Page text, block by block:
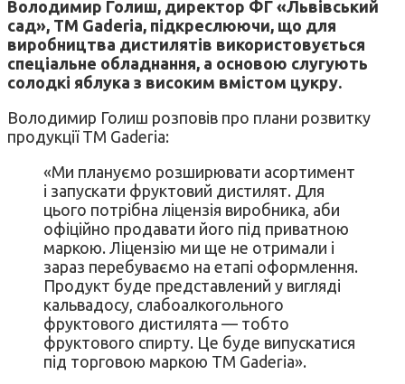
Володимир Голиш, директор ФГ «Львівський
сад», ТМ Gaderia, підкреслюючи, що для
виробництва дистилятів використовується
спеціальне обладнання, а основою слугують
солодкі яблука з високим вмістом цукру.
Володимир Голиш розповів про плани розвитку
продукції ТМ Gaderia:
«Ми плануємо розширювати асортимент
і запускати фруктовий дистилят. Для
цього потрібна ліцензія виробника, аби
офіційно продавати його під приватною
маркою. Ліцензію ми ще не отримали і
зараз перебуваємо на етапі оформлення.
Продукт буде представлений у вигляді
кальвадосу, слабоалкогольного
фруктового дистилята — тобто
фруктового спирту. Це буде випускатися
під торговою маркою ТМ Gaderia».